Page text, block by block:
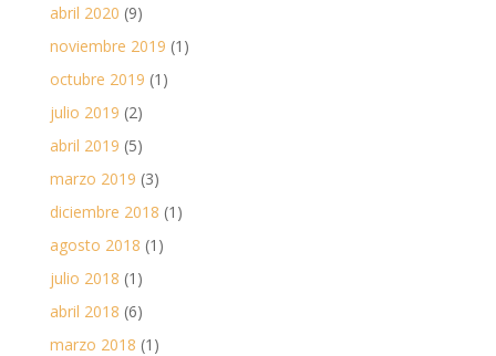
abril 2020 (9)
noviembre 2019 (1)
octubre 2019 (1)
julio 2019 (2)
abril 2019 (5)
marzo 2019 (3)
diciembre 2018 (1)
agosto 2018 (1)
julio 2018 (1)
abril 2018 (6)
marzo 2018 (1)